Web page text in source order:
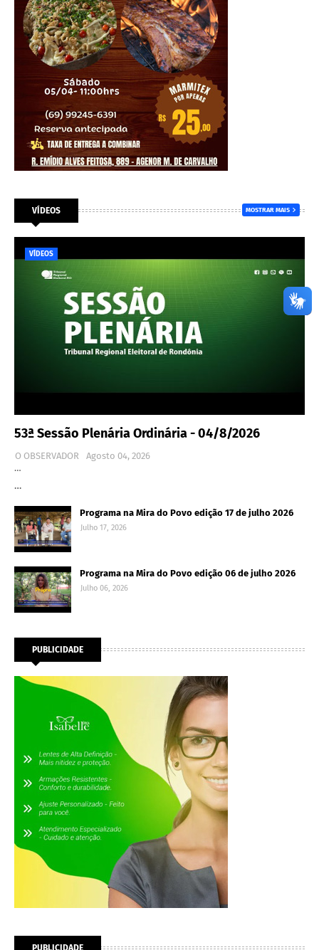
VÍDEOS MOSTRAR MAIS
VÍDEOS
53ª Sessão Plenária Ordinária - 04/8/2026
O OBSERVADOR
Agosto 04, 2026
…
…
Programa na Mira do Povo edição 17 de julho 2026
Julho 17, 2026
Programa na Mira do Povo edição 06 de julho 2026
Julho 06, 2026
PUBLICIDADE